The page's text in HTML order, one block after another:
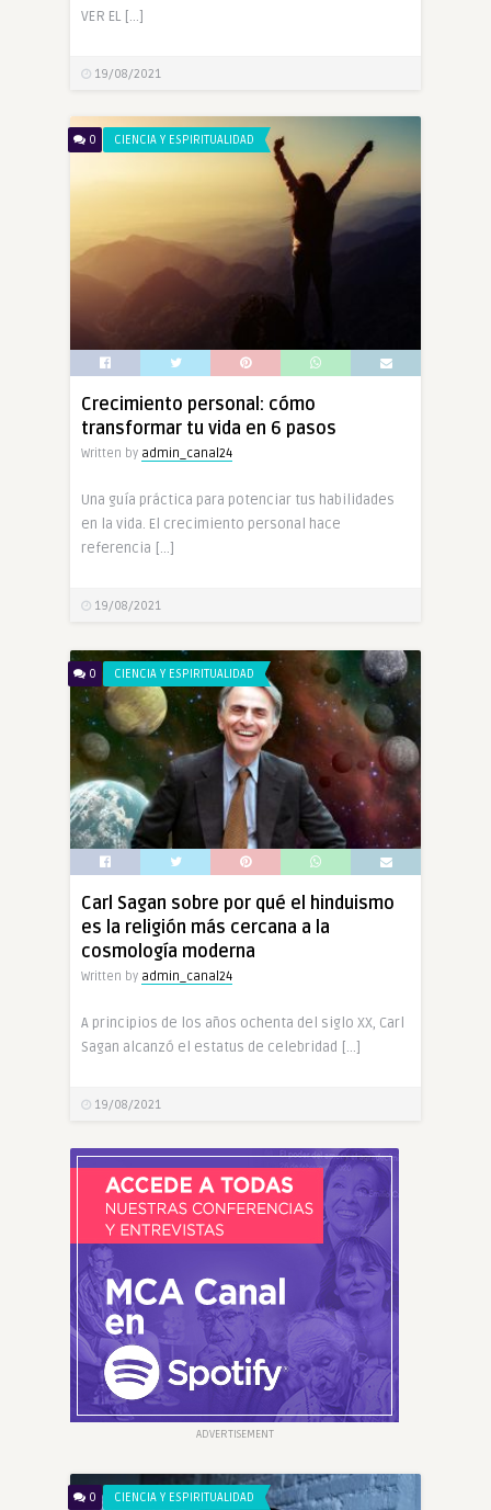
VER EL […]
19/08/2021
0 CIENCIA Y ESPIRITUALIDAD
Crecimiento personal: cómo
transformar tu vida en 6 pasos
Written by admin_canal24
Una guía práctica para potenciar tus habilidades
en la vida. El crecimiento personal hace
referencia […]
19/08/2021
0 CIENCIA Y ESPIRITUALIDAD
Carl Sagan sobre por qué el hinduismo
es la religión más cercana a la
cosmología moderna
Written by admin_canal24
A principios de los años ochenta del siglo XX, Carl
Sagan alcanzó el estatus de celebridad […]
19/08/2021
ADVERTISEMENT
0 CIENCIA Y ESPIRITUALIDAD